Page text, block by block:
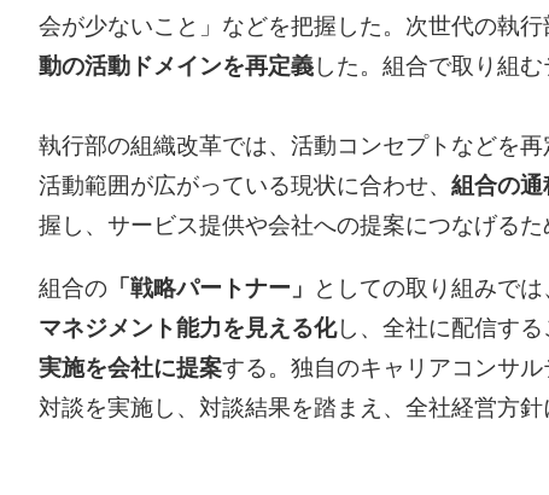
会が少ないこと」などを把握した。次世代の執
動の活動ドメインを再定義した。組合で取り組
執行部の組織改革では、活動コンセプトなどを
活動範囲が広がっている現状に合わせ、 組合の
握し、サービス提供や会社への提案につなげる
組合の 「戦略パートナー」 としての取り組みでは
マネジメント能力を見える化し、全社に配信す
実施を会社に提案する。独自のキャリアコンサ
対談を実施し、対談結果を踏まえ、全社経営方